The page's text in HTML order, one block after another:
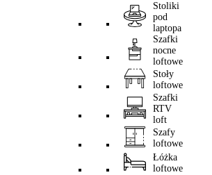
Stoliki
pod
laptopa
Szafki
nocne
loftowe
Stoły
loftowe
Szafki
RTV
loft
Szafy
loftowe
Łóżka
loftowe